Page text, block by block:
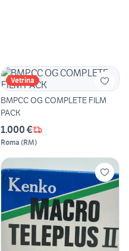
Vetrina
BMPCC OG COMPLETE FILM
PACK
1.000 €
Roma (RM)